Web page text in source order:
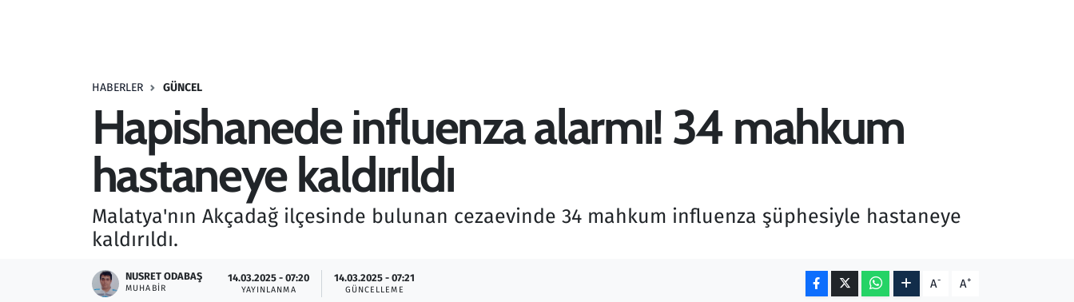
HABERLER GÜNCEL
Hapishanede influenza alarmı! 34 mahkum
hastaneye kaldırıldı
Malatya'nın Akçadağ ilçesinde bulunan cezaevinde 34 mahkum influenza şüphesiyle hastaneye
kaldırıldı.
NUSRET ODABAŞ
MUHABIR
14.03.2025 - 07:20
YAYINLANMA
14.03.2025 - 07:21
GÜNCELLEME A- A+
Savunma Sanayi
Teknoloji ve Bilim